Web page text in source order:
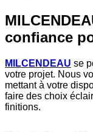
confiance
MILCENDEAU se
votre projet. Nous
mettant à votre
faire des choix
finitions.